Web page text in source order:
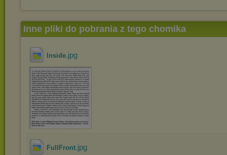
Inne pliki do pobrania z tego chomika
Inside.jpg
FullFront.jpg